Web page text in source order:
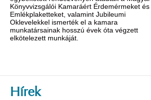
Könyvvizsgálói Kamaráért Érdemérmeket és
Emlékplaketteket, valamint Jubileumi
Oklevelekkel ismerték el a kamara
munkatársainak hosszú évek óta végzett
elkötelezett munkáját.
Hírek